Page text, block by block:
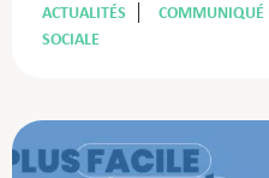
ACTUALITÉS COMMUNIQUÉ
SOCIALE